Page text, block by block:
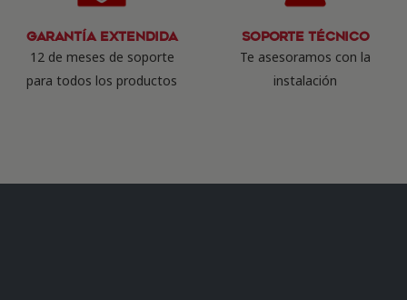
Garantía Extendida
12 de meses de soporte
para todos los productos
Soporte Técnico
Te asesoramos con la
instalación